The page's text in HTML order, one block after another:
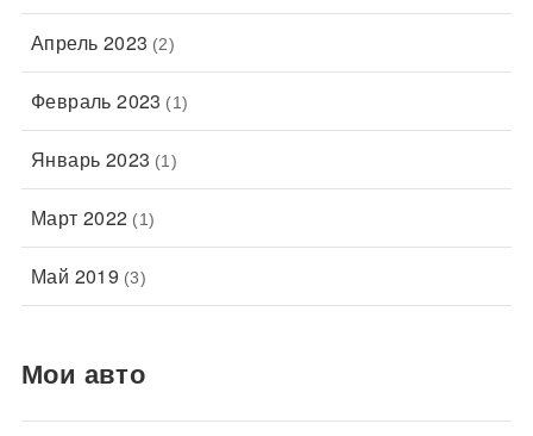
Апрель 2023 (2)
Февраль 2023 (1)
Январь 2023 (1)
Март 2022 (1)
Май 2019 (3)
Мои авто